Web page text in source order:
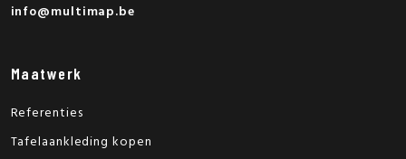
info@multimap.be
Maatwerk
Referenties
Tafelaankleding kopen